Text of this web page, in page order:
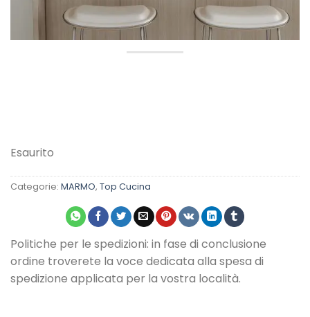
Esaurito
Categorie: MARMO, Top Cucina
Politiche per le spedizioni: in fase di conclusione
ordine troverete la voce dedicata alla spesa di
spedizione applicata per la vostra località.